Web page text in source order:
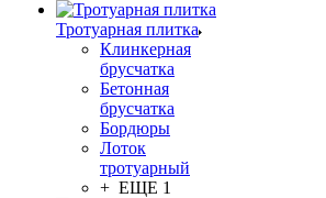
Тротуарная плитка
Клинкерная
брусчатка
Бетонная
брусчатка
Бордюры
Лоток
тротуарный
+ ЕЩЕ 1